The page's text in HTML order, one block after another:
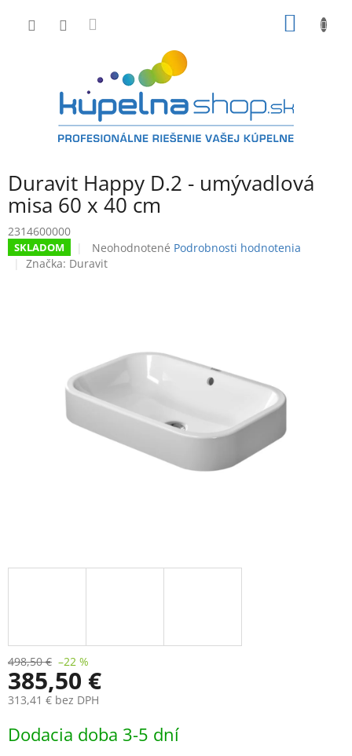
Duravit Happy D.2 - umývadlová
misa 60 x 40 cm
2314600000
SKLADOM
Priemerné
hodnotenie
hviezdičiek.
Neohodnotené Podrobnosti hodnotenia
Značka: Duravit
498,50 € –22 %
385,50 €
313,41 € bez DPH
cena:
Dodacia doba 3-5 dní